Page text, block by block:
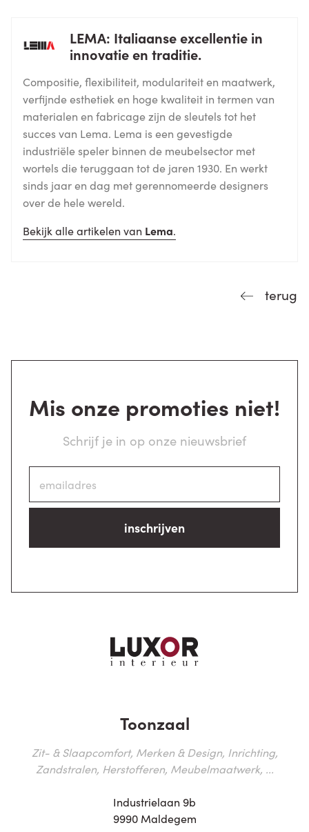
LEMA: Italiaanse excellentie in
innovatie en traditie.
Compositie, flexibiliteit, modulariteit en maatwerk,
verfijnde esthetiek en hoge kwaliteit in termen van
materialen en fabricage zijn de sleutels tot het
succes van Lema. Lema is een gevestigde
industriële speler binnen de meubelsector met
wortels die teruggaan tot de jaren 1930. En werkt
sinds jaar en dag met gerennomeerde designers
over de hele wereld.
Bekijk alle artikelen van Lema.
terug
Mis onze promoties niet!
Schrijf je in op onze nieuwsbrief
inschrijven
Toonzaal
Zit- & Slaapcomfort, Merken & Design, Inrichting,
Zandstralen, Herstofferen, Meubelmaatwerk, ...
Industrielaan 9b
9990 Maldegem